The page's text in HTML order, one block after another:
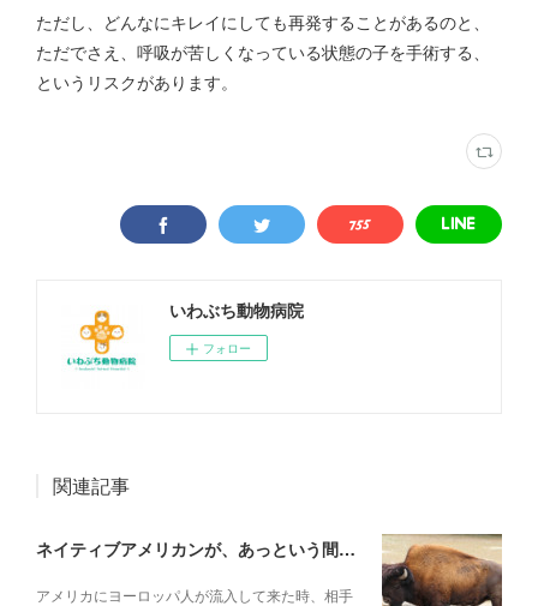
ただし、どんなにキレイにしても再発することがあるのと、
ただでさえ、呼吸が苦しくなっている状態の子を手術する、
というリスクがあります。
いわぶち動物病院
フォロー
関連記事
ネイティブアメリカンが、あっという間に滅ぼされていった理由
アメリカにヨーロッパ人が流入して来た時、相手